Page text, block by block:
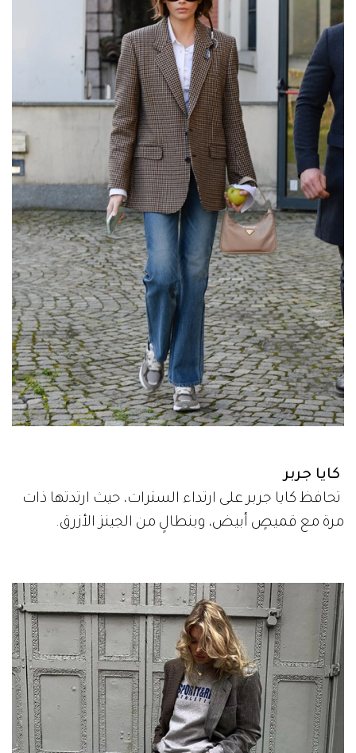
كايا جربر
تحافظ كايا جربر على ارتداء السترات، حيث ارتدتها ذات
مرة مع قميصٍ أبيض، وبنطالٍ من الجينز الأزرق.